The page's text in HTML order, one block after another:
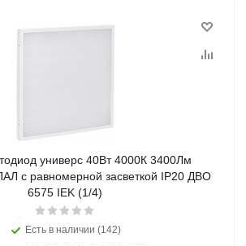
универс 40Вт 4000К 3400Лм
с равномерной засветкой IP20 ДВО
6575 IEK (1/4)
Есть в наличии (142)